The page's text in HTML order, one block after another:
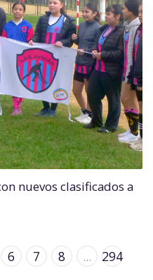
nuevos clasificados a
6 7 8 ...
294